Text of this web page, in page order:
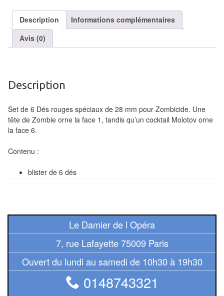
Livres
en
anglais
français
Tables
Accessoires
Jeux
cartes
Collectionner
(TCG)
Description
Informations complémentaires
Avis (0)
Description
Set de 6 Dés rouges spéciaux de 28 mm pour Zombicide. Une
tête de Zombie orne la face 1, tandis qu’un cocktail Molotov orne
la face 6.
Contenu :
blister de 6 dés
Le Damier de l Opéra
7, rue Lafayette 75009 Paris
Ouvert du lundi au samedi de 10h30 à 19h30
0148743321